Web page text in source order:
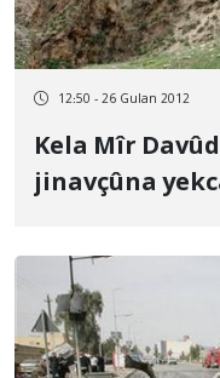
12:50 - 26 Gulan 2012
Kela Mîr
jinavçûna